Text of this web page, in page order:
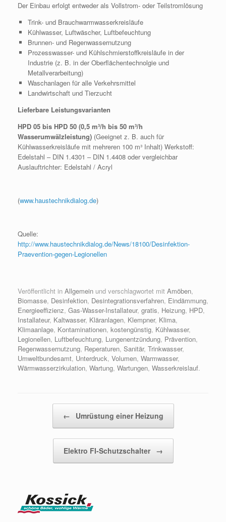
Der Einbau erfolgt entweder als Vollstrom- oder Teilstromlösung
Trink- und Brauchwarmwasserkreisläufe
Kühlwasser, Luftwäscher, Luftbefeuchtung
Brunnen- und Regenwassernutzung
Prozesswasser- und Kühlschmierstoffkreisläufe in der
Industrie (z. B. in der Oberflächentechnolgie und
Metallverarbeitung)
Waschanlagen für alle Verkehrsmittel
Landwirtschaft und Tierzucht
Lieferbare Leistungsvarianten
HPD 05 bis HPD 50 (0,5 m³/h bis 50 m³/h
Wasserumwälzleistung) (Geeignet z. B. auch für
Kühlwasserkreisläufe mit mehreren 100 m³ Inhalt) Werkstoff:
Edelstahl – DIN 1.4301 – DIN 1.4408 oder vergleichbar
Auslauftrichter: Edelstahl / Acryl
(www.haustechnikdialog.de)
Quelle:
http://www.haustechnikdialog.de/News/18100/Desinfektion-
Praevention-gegen-Legionellen
Veröffentlicht in Allgemein und verschlagwortet mit Amöben,
Biomasse, Desinfektion, Desintegrationsverfahren, Eindämmung,
Energieeffizienz, Gas-Wasser-Installateur, gratis, Heizung, HPD,
Installateur, Kaltwasser, Kläranlagen, Klempner, Klima,
Klimaanlage, Kontaminationen, kostengünstig, Kühlwasser,
Legionellen, Luftbefeuchtung, Lungenentzündung, Prävention,
Regenwassernutzung, Reperaturen, Sanitär, Trinkwasser,
Umweltbundesamt, Unterdruck, Volumen, Warmwasser,
Wärmwasserzirkulation, Wartung, Wartungen, Wasserkreislauf.
Beitragsnavigation
← Umrüstung einer Heizung
Elektro FI-Schutzschalter →